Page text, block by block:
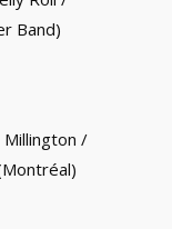
Band)
/